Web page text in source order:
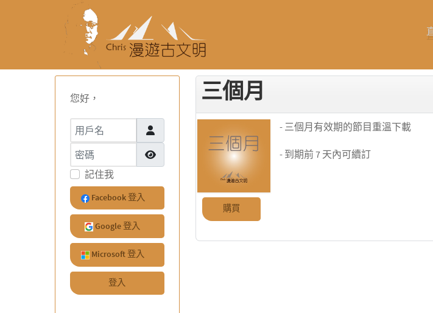
您好，
用戶名
密碼
顯示密碼
記住我
Facebook 登入
Google 登入
Microsoft 登入
登入
三個月
- 三個月有效期的節目重溫下載
- 到期前 7 天內可續訂
購買